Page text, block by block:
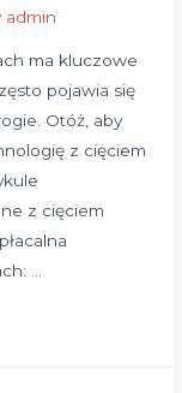
admin
ma kluczowe
pojawia się
Otóż, aby
z cięciem
z cięciem
…